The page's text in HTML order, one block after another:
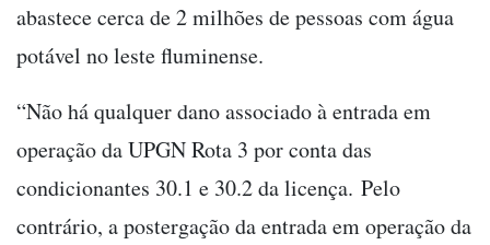
abastece cerca de 2 milhões de pessoas com água
potável no leste fluminense.
“Não há qualquer dano associado à entrada em
operação da UPGN Rota 3 por conta das
condicionantes 30.1 e 30.2 da licença. Pelo
contrário, a postergação da entrada em operação da